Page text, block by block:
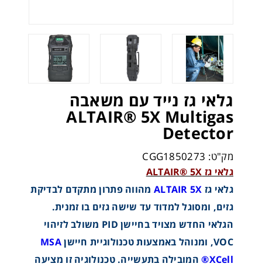
גלאי גז נייד עם משאבה
ALTAIR® 5X Multigas
Detector
מק"ט: CGG1850273
גלאי גז ALTAIR® 5X
גלאי גז ALTAIR 5X מהווה פתרון מתקדם לבדיקת
גזים, ומסוגל למדוד עד שישה גזים בו זמנית.
הגלאי החדש מצויד בחיישן PID משולב לזיהוי
VOC, ומנוהל באמצעות טכנולוגיית חיישן
MSA
XCell®
המובילה בתעשייה. טכנולוגיה זו מציעה